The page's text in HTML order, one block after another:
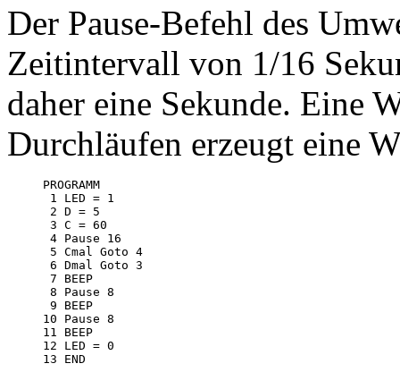
Der Pause-Befehl des
Zeitintervall von 1/16
daher eine Sekunde. Eine
Durchläufen erzeugt eine
PROGRAMM
1 LED = 1
2 D = 5
3 C = 60
4 Pause 16
5 Cmal Goto 4
6 Dmal Goto 3
7 BEEP
8 Pause 8
9 BEEP
10 Pause 8
11 BEEP
12 LED = 0
13 END